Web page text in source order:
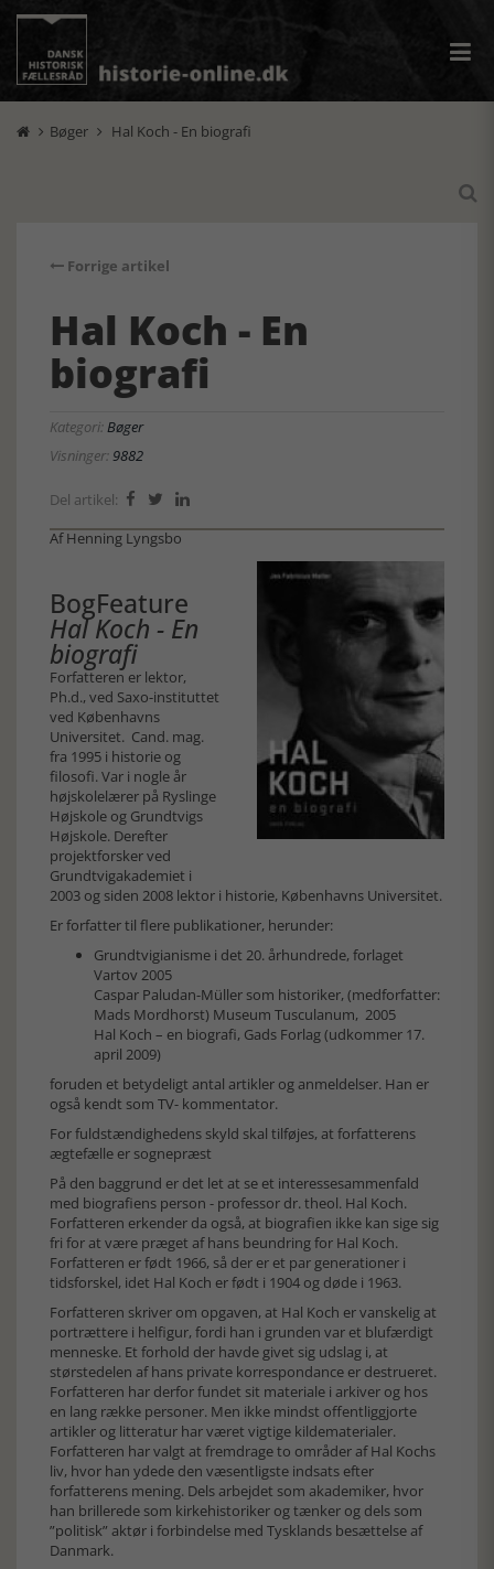
 Bøger  Hal Koch - En biografi

Forrige artikel
Hal Koch - En
biografi
Kategori:Bøger
Visninger:9882
Del artikel:   
Af Henning Lyngsbo
BogFeature
Hal Koch - En
biografi
Forfatteren er lektor,
Ph.d., ved Saxo-instituttet
ved Københavns
Universitet. Cand. mag.
fra 1995 i historie og
filosofi. Var i nogle år
højskolelærer på Ryslinge
Højskole og Grundtvigs
Højskole. Derefter
projektforsker ved
Grundtvigakademiet i
2003 og siden 2008 lektor i historie, Københavns Universitet.
Er forfatter til flere publikationer, herunder:
Grundtvigianisme i det 20. århundrede, forlaget
Vartov 2005
Caspar Paludan-Müller som historiker, (medforfatter:
Mads Mordhorst) Museum Tusculanum, 2005
Hal Koch – en biografi, Gads Forlag (udkommer 17.
april 2009)
foruden et betydeligt antal artikler og anmeldelser. Han er
også kendt som TV- kommentator.
For fuldstændighedens skyld skal tilføjes, at forfatterens
ægtefælle er sognepræst
På den baggrund er det let at se et interessesammenfald
med biografiens person - professor dr. theol. Hal Koch.
Forfatteren erkender da også, at biografien ikke kan sige sig
fri for at være præget af hans beundring for Hal Koch.
Forfatteren er født 1966, så der er et par generationer i
tidsforskel, idet Hal Koch er født i 1904 og døde i 1963.
Forfatteren skriver om opgaven, at Hal Koch er vanskelig at
portrættere i helfigur, fordi han i grunden var et blufærdigt
menneske. Et forhold der havde givet sig udslag i, at
størstedelen af hans private korrespondance er destrueret.
Forfatteren har derfor fundet sit materiale i arkiver og hos
en lang række personer. Men ikke mindst offentliggjorte
artikler og litteratur har været vigtige kildematerialer.
Forfatteren har valgt at fremdrage to områder af Hal Kochs
liv, hvor han ydede den væsentligste indsats efter
forfatterens mening. Dels arbejdet som akademiker, hvor
han brillerede som kirkehistoriker og tænker og dels som
”politisk” aktør i forbindelse med Tysklands besættelse af
Danmark.